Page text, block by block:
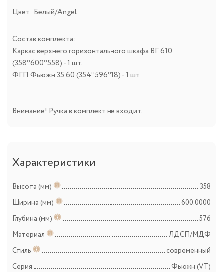
Цвет: Белый/Angel
Состав комплекта:
Каркас верхнего горизонтального шкафа ВГ 610
(358*600*558) - 1 шт.
ФГП Фьюжн 35.60 (354*596*18) - 1 шт.
Внимание! Ручка в комплект не входит.
Характеристики
Высота (мм)
358
Ширина (мм)
600.0000
Глубина (мм)
576
Материал
ЛДСП/МДФ
Стиль
современный
Серия
Фьюжн (VT)